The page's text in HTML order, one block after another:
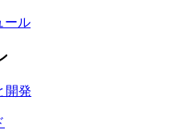
ール
開発